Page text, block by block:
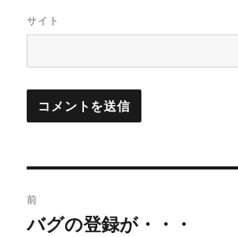
サイト
稿
前
前
バグの登録が・・・